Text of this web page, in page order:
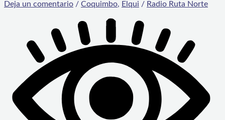
Deja un comentario / Coquimbo, Elqui / Radio Ruta Norte